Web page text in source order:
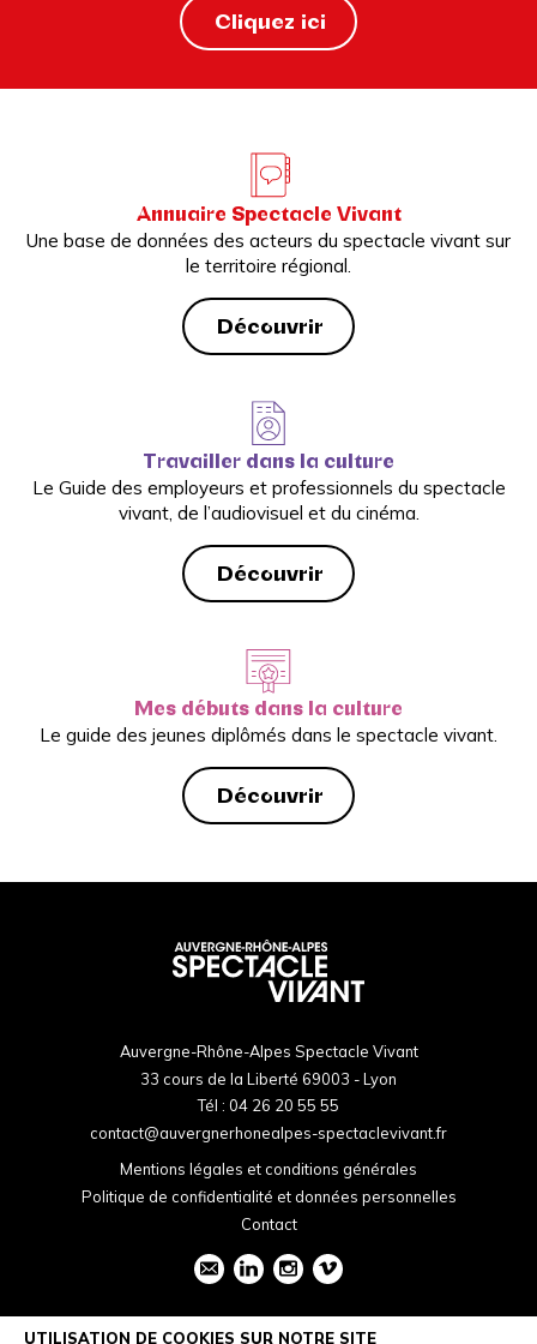
Cliquez ici
Annuaire Spectacle Vivant
Une base de données des acteurs du spectacle vivant sur
le territoire régional.
Découvrir
Travailler dans la culture
Le Guide des employeurs et professionnels du spectacle
vivant, de l’audiovisuel et du cinéma.
Découvrir
Mes débuts dans la culture
Le guide des jeunes diplômés dans le spectacle vivant.
Découvrir
Auvergne-Rhône-Alpes Spectacle Vivant
33 cours de la Liberté 69003 - Lyon
Tél : 04 26 20 55 55
contact@auvergnerhonealpes-spectaclevivant.fr
Mentions légales et conditions générales
Politique de confidentialité et données personnelles
Contact
UTILISATION DE COOKIES SUR NOTRE SITE